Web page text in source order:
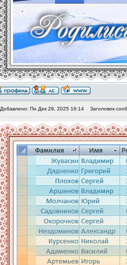
Добавлено: Пн Дек 29, 2025 16:14 Заголовок